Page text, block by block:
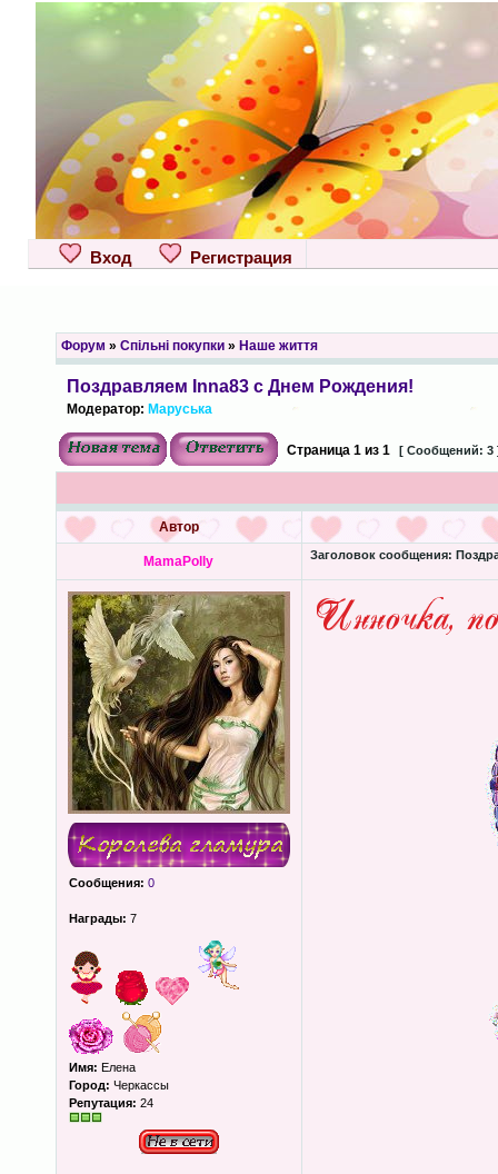
Вход Регистрация
Форум » Спільні покупки» Наше життя
Поздравляем Inna83 с Днем Рождения!
Модератор: Маруська
Страница 1из 1 [ Сообщений: 3
Автор
MamaPolly Заголовок сообщения:
Сообщения: 0
Награды: 7
Имя: Елена
Город: Черкассы
Репутация: 24